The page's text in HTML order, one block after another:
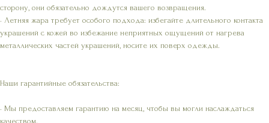
сторону, они обязательно дождутся вашего возвращения.
• Летняя жара требует особого подхода: избегайте длительного контакта
украшений с кожей во избежание неприятных ощущений от нагрева
металлических частей украшений, носите их поверх одежды.
Наши гарантийные обязательства:
• Мы предоставляем гарантию на месяц, чтобы вы могли наслаждаться
качеством.